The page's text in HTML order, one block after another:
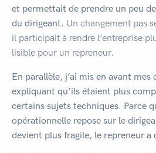
et permettait de prendre un peu
du dirigeant. Un changement pas
il participait à rendre l’entreprise
lisible pour un repreneur.
En parallèle, j’ai mis en avant mes
expliquant qu’ils étaient plus
certains sujets techniques. Parce
opérationnelle repose sur le
devient plus fragile, le repreneur a